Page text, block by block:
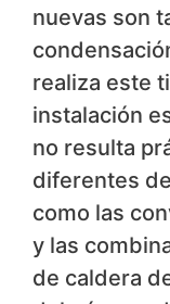
nuevas son
realiza este
instalación
no resulta
diferentes
como las
y las
de caldera